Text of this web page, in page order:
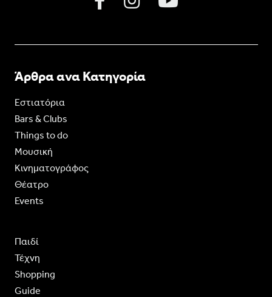
Άρθρα ανα Κατηγορία
Εστιατόρια
Bars & Clubs
Things to do
Moυσική
Κινηματογράφος
Θέατρο
Events
Παιδί
Τέχνη
Shopping
Guide